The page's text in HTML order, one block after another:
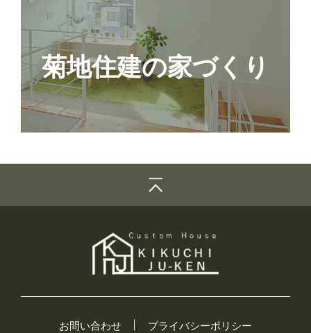
菊地住建の家づくり
お問い合わせ プライバシーポリシー